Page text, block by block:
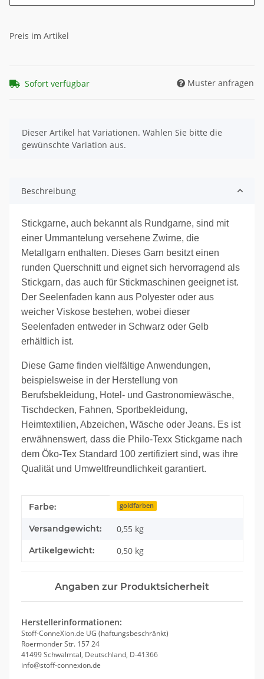
Preis im Artikel
Sofort verfügbar Muster anfragen
x
Dieser Artikel hat Variationen. Wählen Sie bitte die
gewünschte Variation aus.
Beschreibung
Stickgarne, auch bekannt als Rundgarne, sind mit
einer Ummantelung versehene Zwirne, die
Metallgarn enthalten. Dieses Garn besitzt einen
runden Querschnitt und eignet sich hervorragend als
Stickgarn, das auch für Stickmaschinen geeignet ist.
Der Seelenfaden kann aus Polyester oder aus
weicher Viskose bestehen, wobei dieser
Seelenfaden entweder in Schwarz oder Gelb
erhältlich ist.
Diese Garne finden vielfältige Anwendungen,
beispielsweise in der Herstellung von
Berufsbekleidung, Hotel- und Gastronomiewäsche,
Tischdecken, Fahnen, Sportbekleidung,
Heimtextilien, Abzeichen, Wäsche oder Jeans. Es ist
erwähnenswert, dass die Philo-Texx Stickgarne nach
dem Öko-Tex Standard 100 zertifiziert sind, was ihre
Qualität und Umweltfreundlichkeit garantiert.
Produkteigenschaft
Wert
Farbe: goldfarben
Versandgewicht: 0,55 kg
Artikelgewicht: 0,50 kg
Angaben zur Produktsicherheit
Herstellerinformationen:
Stoff-ConneXion.de UG (haftungsbeschränkt)
Roermonder Str. 157 24
41499 Schwalmtal, Deutschland, D-41366
info@stoff-connexion.de